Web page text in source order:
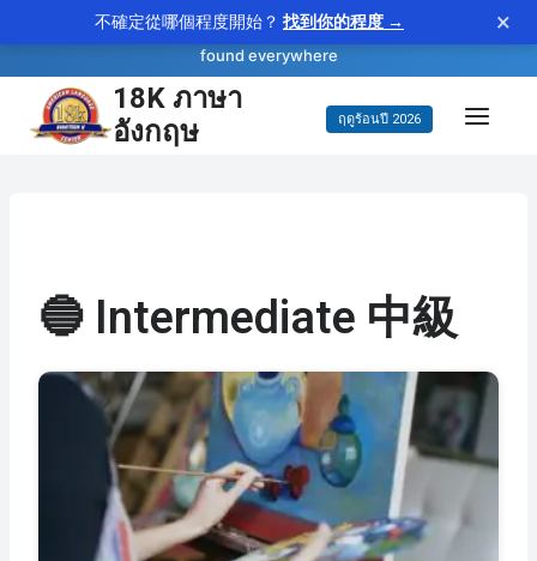
不確定從哪個程度開始？ 找到你的程度 → ×
WORD OF THE DAYubiquitous adjective
found everywhere
18K ภาษา
อังกฤษ
ฤดูร้อนปี 2026
🔵 Intermediate 中級